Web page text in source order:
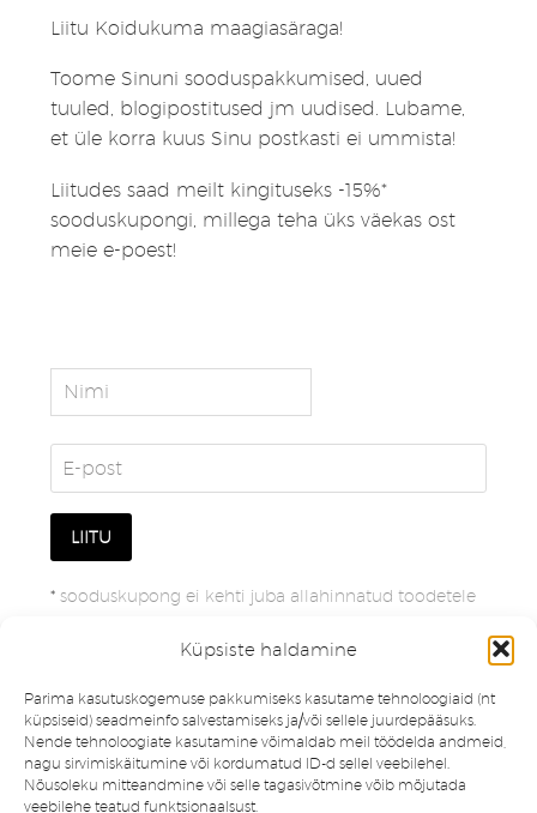
Küpsiste haldamine
Parima kasutuskogemuse pakkumiseks kasutame tehnoloogiaid (nt
küpsiseid) seadmeinfo salvestamiseks ja/või sellele juurdepääsuks.
Nende tehnoloogiate kasutamine võimaldab meil töödelda andmeid,
nagu sirvimiskäitumine või kordumatud ID-d sellel veebilehel.
Nõusoleku mitteandmine või selle tagasivõtmine võib mõjutada
veebilehe teatud funktsionaalsust.
Liitu Koidukuma maagiasäraga!
Toome Sinuni sooduspakkumised, uued
tuuled, blogipostitused jm uudised. Lubame,
et üle korra kuus Sinu postkasti ei ummista!
Liitudes saad meilt kingituseks -15%*
sooduskupongi, millega teha üks väekas ost
meie e-poest!
* sooduskupong ei kehti juba allahinnatud toodetele